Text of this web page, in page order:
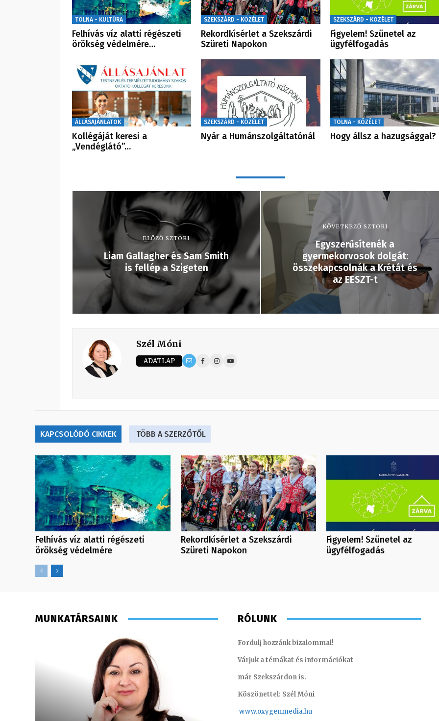
TOLNA - KULTÚRA
Felhívás víz alatti régészeti
örökség védelmére…
SZEKSZÁRD - KÖZÉLET
Rekordkísérlet a Szekszárdi
Szüreti Napokon
SZEKSZÁRD - KÖZÉLET
Figyelem! Szünetel az
ügyfélfogadás
ÁLLÁSAJÁNLATOK
Kollégáját keresi a
„Vendéglátó”…
SZEKSZÁRD - KÖZÉLET
Nyár a Humánszolgáltatónál
TOLNA - KÖZÉLET
Hogy állsz a hazugsággal?
ELŐZŐ SZTORI
Liam Gallagher és Sam Smith
is fellép a Szigeten
KÖVETKEZŐ SZTORI
Egyszerűsítenék a
gyermekorvosok dolgát:
összekapcsolnák a Krétát és
az EESZT-t
Szél Móni
ADATLAP
KAPCSOLÓDÓ CIKKEK TÖBB A SZERZŐTŐL
Felhívás víz alatti régészeti
örökség védelmére
Rekordkísérlet a Szekszárdi
Szüreti Napokon
Figyelem! Szünetel az
ügyfélfogadás
MUNKATÁRSAINK RÓLUNK
Fordulj hozzánk bizalommal!
Várjuk a témákat és információkat
már Szekszárdon is.
Köszönettel: Szél Móni
www.oxygenmedia.hu